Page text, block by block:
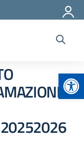
20252026